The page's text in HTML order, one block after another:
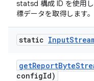
statsd 構成 ID を使用
標データを取得します。
static Input
getReportByte
configId)